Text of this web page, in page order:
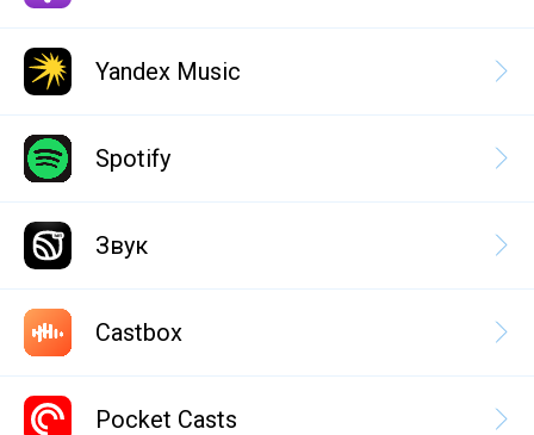
Yandex Music
Spotify
Звук
Castbox
Pocket Casts